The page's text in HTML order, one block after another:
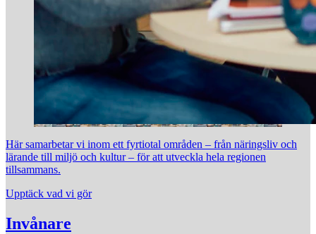
Här samarbetar vi inom ett fyrtiotal områden – från näringsliv och
lärande till miljö och kultur – för att utveckla hela regionen
tillsammans.
Upptäck vad vi gör
Invånare